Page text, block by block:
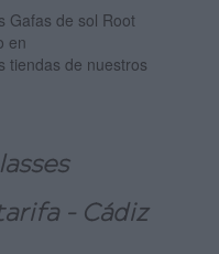
Gafas de sol Root
en
tiendas de nuestros
- Cádiz